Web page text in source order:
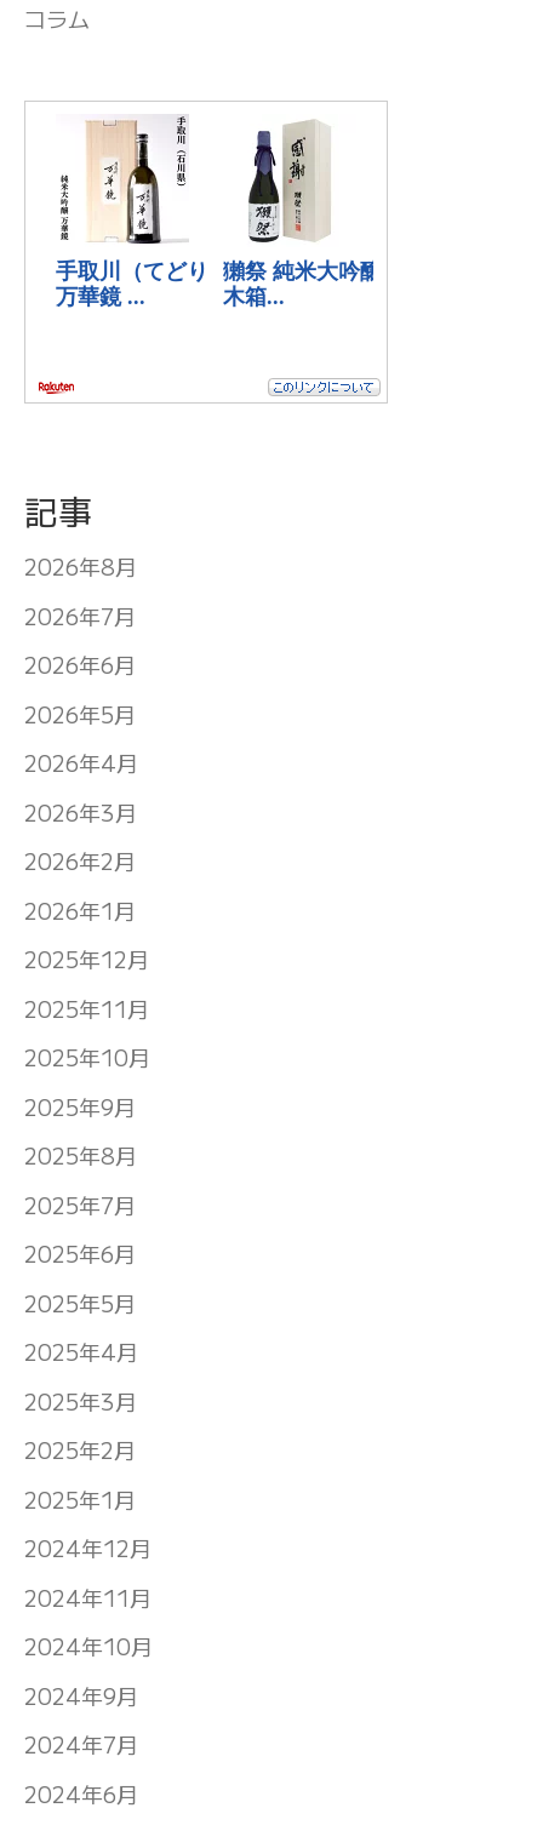
コラム
記事
2026年8月
2026年7月
2026年6月
2026年5月
2026年4月
2026年3月
2026年2月
2026年1月
2025年12月
2025年11月
2025年10月
2025年9月
2025年8月
2025年7月
2025年6月
2025年5月
2025年4月
2025年3月
2025年2月
2025年1月
2024年12月
2024年11月
2024年10月
2024年9月
2024年7月
2024年6月